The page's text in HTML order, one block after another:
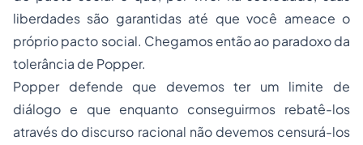
liberdades são garantidas até que você ameace o
próprio pacto social. Chegamos então ao paradoxo da
tolerância de Popper.
Popper defende que devemos ter um limite de
diálogo e que enquanto conseguirmos rebatê-los
através do discurso racional não devemos censurá-los